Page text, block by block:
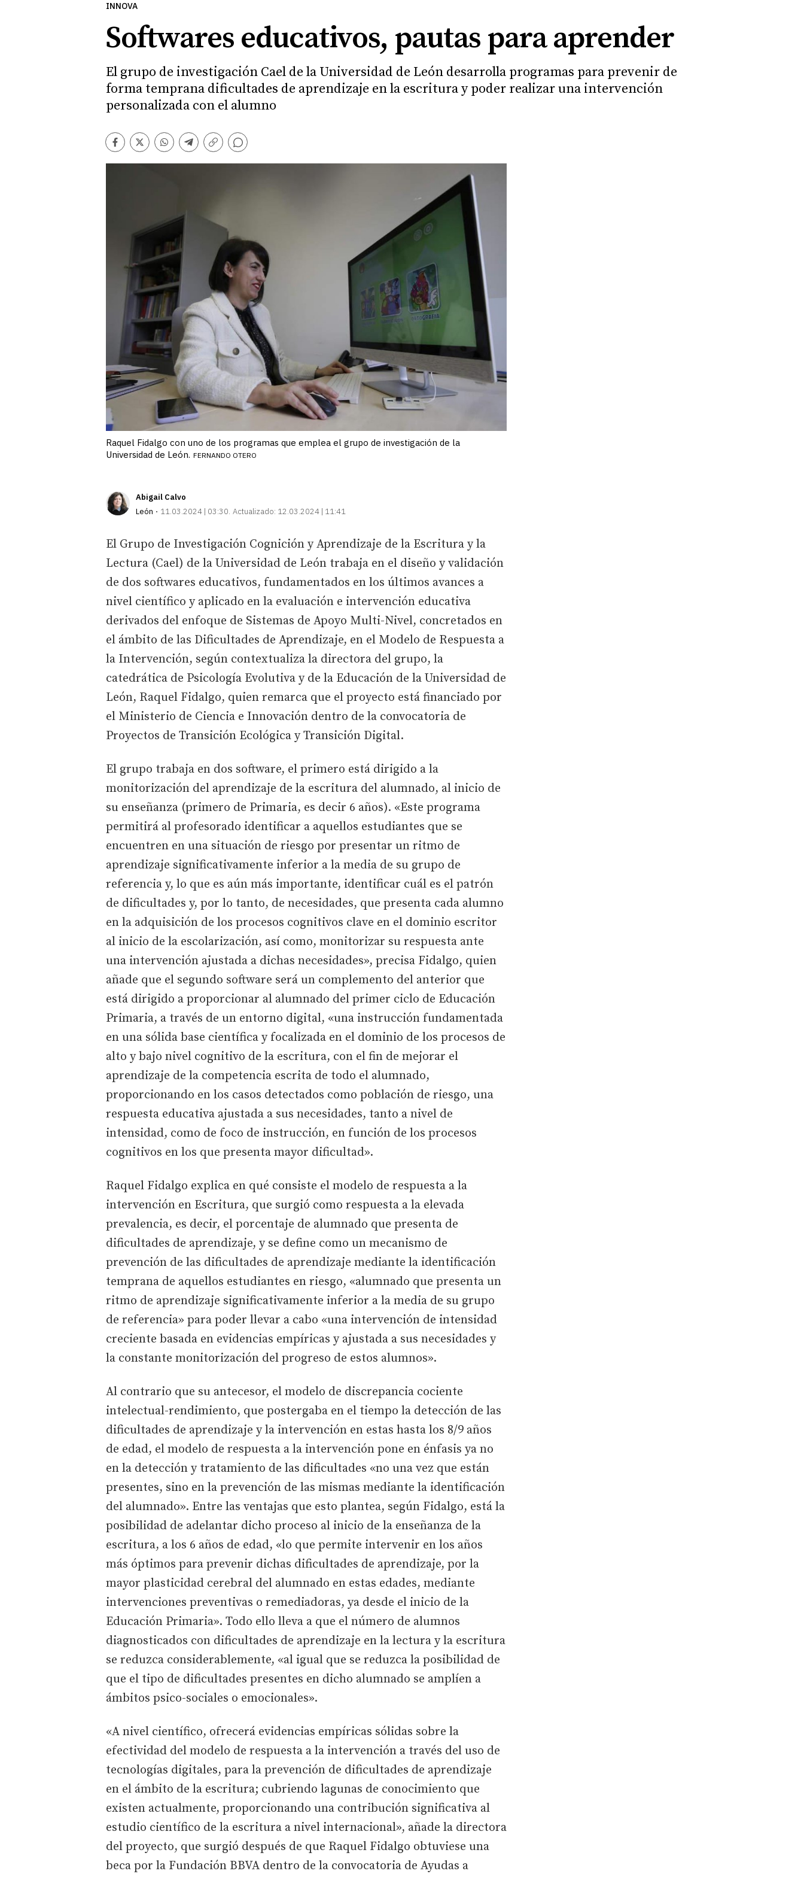
INNOVA
Softwares educativos, pautas para aprender
El grupo de investigación Cael de la Universidad de León desarrolla programas para prevenir de
forma temprana dificultades de aprendizaje en la escritura y poder realizar una intervención
personalizada con el alumno
Facebook
TwitterWhatsapp
Telegram
Copiar
enlace
Comentarios
Raquel Fidalgo con uno de los programas que emplea el grupo de investigación de la
Universidad de León. FERNANDO OTERO
Abigail Calvo
León
11.03.2024 | 03:30 Actualizado: 12.03.2024 | 11:41
El Grupo de Investigación Cognición y Aprendizaje de la Escritura y la
Lectura (Cael) de la Universidad de León trabaja en el diseño y validación
de dos softwares educativos, fundamentados en los últimos avances a
nivel científico y aplicado en la evaluación e intervención educativa
derivados del enfoque de Sistemas de Apoyo Multi-Nivel, concretados en
el ámbito de las Dificultades de Aprendizaje, en el Modelo de Respuesta a
la Intervención, según contextualiza la directora del grupo, la
catedrática de Psicología Evolutiva y de la Educación de la Universidad de
León, Raquel Fidalgo, quien remarca que el proyecto está financiado por
el Ministerio de Ciencia e Innovación dentro de la convocatoria de
Proyectos de Transición Ecológica y Transición Digital.
El grupo trabaja en dos software, el primero está dirigido a la
monitorización del aprendizaje de la escritura del alumnado, al inicio de
su enseñanza (primero de Primaria, es decir 6 años). «Este programa
permitirá al profesorado identificar a aquellos estudiantes que se
encuentren en una situación de riesgo por presentar un ritmo de
aprendizaje significativamente inferior a la media de su grupo de
referencia y, lo que es aún más importante, identificar cuál es el patrón
de dificultades y, por lo tanto, de necesidades, que presenta cada alumno
en la adquisición de los procesos cognitivos clave en el dominio escritor
al inicio de la escolarización, así como, monitorizar su respuesta ante
una intervención ajustada a dichas necesidades», precisa Fidalgo, quien
añade que el segundo software será un complemento del anterior que
está dirigido a proporcionar al alumnado del primer ciclo de Educación
Primaria, a través de un entorno digital, «una instrucción fundamentada
en una sólida base científica y focalizada en el dominio de los procesos de
alto y bajo nivel cognitivo de la escritura, con el fin de mejorar el
aprendizaje de la competencia escrita de todo el alumnado,
proporcionando en los casos detectados como población de riesgo, una
respuesta educativa ajustada a sus necesidades, tanto a nivel de
intensidad, como de foco de instrucción, en función de los procesos
cognitivos en los que presenta mayor dificultad».
Raquel Fidalgo explica en qué consiste el modelo de respuesta a la
intervención en Escritura, que surgió como respuesta a la elevada
prevalencia, es decir, el porcentaje de alumnado que presenta de
dificultades de aprendizaje, y se define como un mecanismo de
prevención de las dificultades de aprendizaje mediante la identificación
temprana de aquellos estudiantes en riesgo, «alumnado que presenta un
ritmo de aprendizaje significativamente inferior a la media de su grupo
de referencia» para poder llevar a cabo «una intervención de intensidad
creciente basada en evidencias empíricas y ajustada a sus necesidades y
la constante monitorización del progreso de estos alumnos».
Al contrario que su antecesor, el modelo de discrepancia cociente
intelectual-rendimiento, que postergaba en el tiempo la detección de las
dificultades de aprendizaje y la intervención en estas hasta los 8/9 años
de edad, el modelo de respuesta a la intervención pone en énfasis ya no
en la detección y tratamiento de las dificultades «no una vez que están
presentes, sino en la prevención de las mismas mediante la identificación
del alumnado». Entre las ventajas que esto plantea, según Fidalgo, está la
posibilidad de adelantar dicho proceso al inicio de la enseñanza de la
escritura, a los 6 años de edad, «lo que permite intervenir en los años
más óptimos para prevenir dichas dificultades de aprendizaje, por la
mayor plasticidad cerebral del alumnado en estas edades, mediante
intervenciones preventivas o remediadoras, ya desde el inicio de la
Educación Primaria». Todo ello lleva a que el número de alumnos
diagnosticados con dificultades de aprendizaje en la lectura y la escritura
se reduzca considerablemente, «al igual que se reduzca la posibilidad de
que el tipo de dificultades presentes en dicho alumnado se amplíen a
ámbitos psico-sociales o emocionales».
«A nivel científico, ofrecerá evidencias empíricas sólidas sobre la
efectividad del modelo de respuesta a la intervención a través del uso de
tecnologías digitales, para la prevención de dificultades de aprendizaje
en el ámbito de la escritura; cubriendo lagunas de conocimiento que
existen actualmente, proporcionando una contribución significativa al
estudio científico de la escritura a nivel internacional», añade la directora
del proyecto, que surgió después de que Raquel Fidalgo obtuviese una
beca por la Fundación BBVA dentro de la convocatoria de Ayudas a